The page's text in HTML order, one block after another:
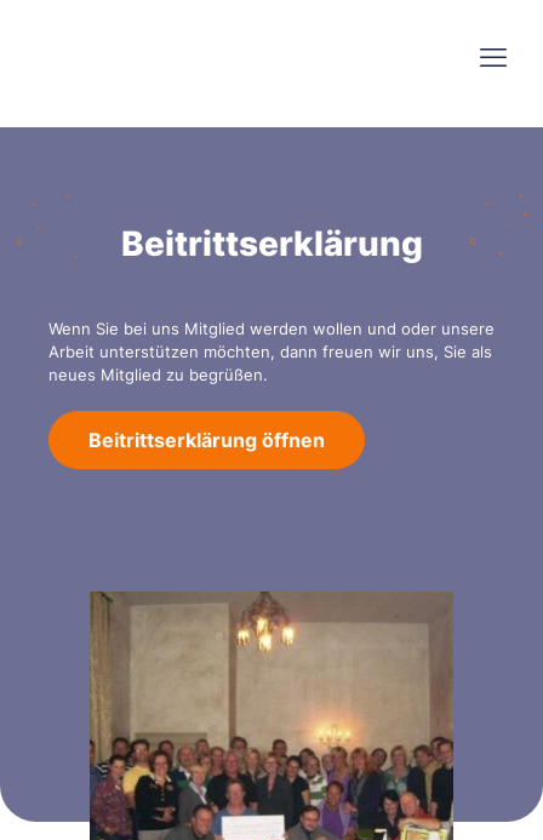
Beitrittserklärung
Wenn Sie bei uns Mitglied werden wollen und oder unsere
Arbeit unterstützen möchten, dann freuen wir uns, Sie als
neues Mitglied zu begrüßen.
Beitrittserklärung öffnen